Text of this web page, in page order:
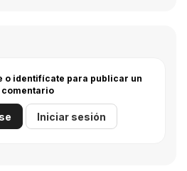
o identifícate para publicar un
comentario
Iniciar sesión